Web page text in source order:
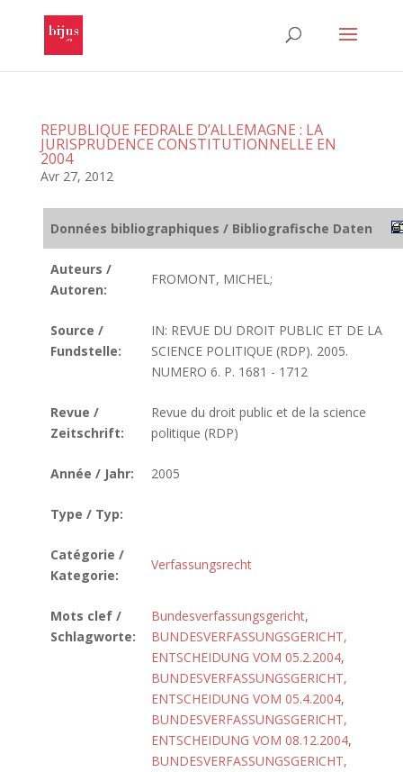
REPUBLIQUE FEDRALE D’ALLEMAGNE : LA
JURISPRUDENCE CONSTITUTIONNELLE EN
2004
Avr 27, 2012
Données bibliographiques / Bibliografische Daten
Auteurs /
Autoren:
FROMONT, MICHEL;
Source /
Fundstelle:
IN: REVUE DU DROIT PUBLIC ET DE LA
SCIENCE POLITIQUE (RDP). 2005.
NUMERO 6. P. 1681 - 1712
Revue /
Zeitschrift:
Revue du droit public et de la science
politique (RDP)
Année / Jahr: 2005
Type / Typ:
Catégorie /
Kategorie:
Verfassungsrecht
Mots clef /
Schlagworte:
Bundesverfassungsgericht,
BUNDESVERFASSUNGSGERICHT,
ENTSCHEIDUNG VOM 05.2.2004,
BUNDESVERFASSUNGSGERICHT,
ENTSCHEIDUNG VOM 05.4.2004,
BUNDESVERFASSUNGSGERICHT,
ENTSCHEIDUNG VOM 08.12.2004,
BUNDESVERFASSUNGSGERICHT,